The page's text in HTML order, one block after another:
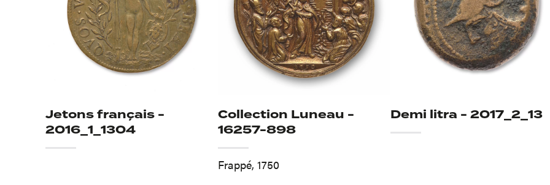
Jetons français -
2016_1_1304
Collection Luneau -
16257-898
Frappé, 1750
Demi litra - 2017_2_13